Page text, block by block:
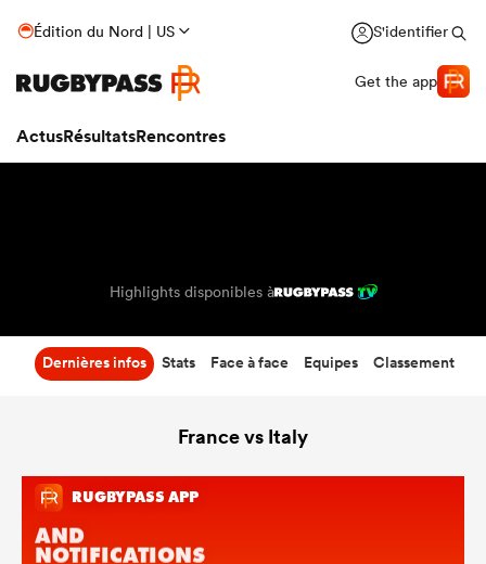
Édition du Nord | US S'identifier
Get the app
ActusRésultatsRencontres
Highlights disponibles à
Dernières infos Stats Face à face Equipes Classement
France vs Italy